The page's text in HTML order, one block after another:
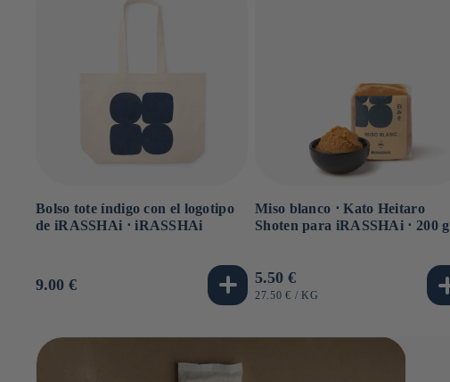
Bolso tote índigo con el logotipo
de iRASSHAi ⋅ iRASSHAi
Precio
9.00 €
Miso blanco ⋅ Kato Heitaro
Shoten para iRASSHAi ⋅ 200 g
Precio
habitual
5.50 €
PRECIO
27.50 € / POR
KG